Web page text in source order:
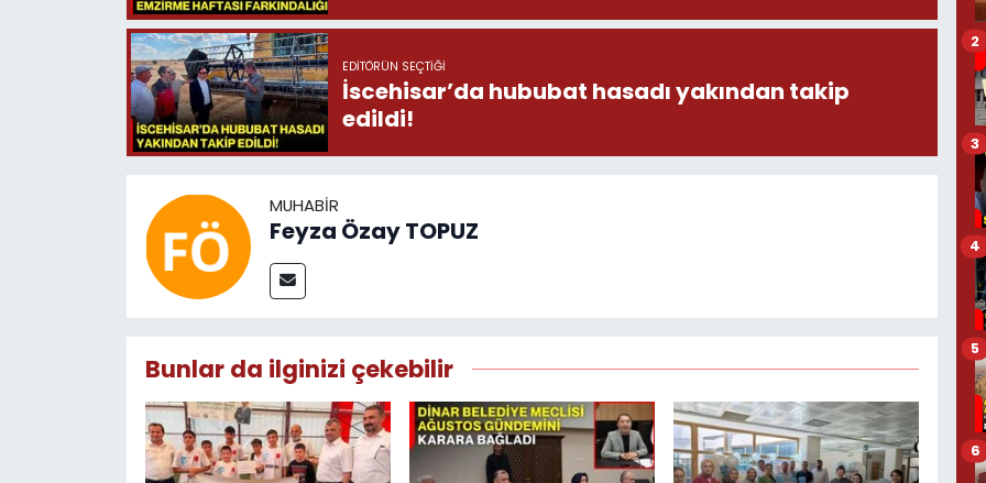
EDITÖRÜN SEÇTIĞI
İscehisar’da hububat hasadı yakından takip
edildi!
MUHABIR
Feyza Özay TOPUZ
Bunlar da ilginizi çekebilir
2
3
4
5
6